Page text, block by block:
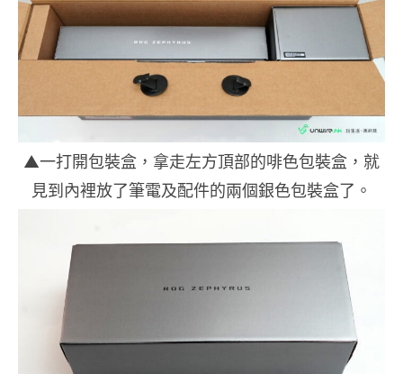
▲一打開包裝盒，拿走左方頂部的啡色包裝盒，就
見到內裡放了筆電及配件的兩個銀色包裝盒了。